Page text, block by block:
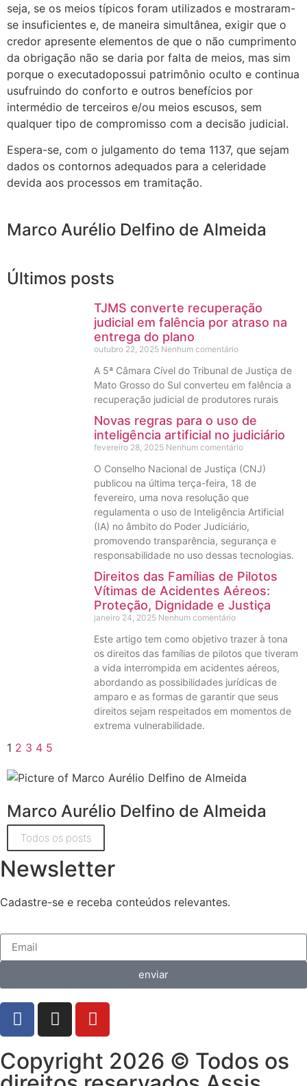
Marco Aurélio Delfino de Almeida
Todos os posts
seja, se os meios típicos foram utilizados e mostraram-
se insuficientes e, de maneira simultânea, exigir que o
credor apresente elementos de que o não cumprimento
da obrigação não se daria por falta de meios, mas sim
porque o executadopossui patrimônio oculto e continua
usufruindo do conforto e outros benefícios por
intermédio de terceiros e/ou meios escusos, sem
qualquer tipo de compromisso com a decisão judicial.
Espera-se, com o julgamento do tema 1137, que sejam
dados os contornos adequados para a celeridade
devida aos processos em tramitação.
Marco Aurélio Delfino de Almeida
Últimos posts
TJMS converte recuperação
judicial em falência por atraso na
entrega do plano
outubro 22, 2025 Nenhum comentário
A 5ª Câmara Cível do Tribunal de Justiça de
Mato Grosso do Sul converteu em falência a
recuperação judicial de produtores rurais
Novas regras para o uso de
inteligência artificial no judiciário
fevereiro 28, 2025 Nenhum comentário
O Conselho Nacional de Justiça (CNJ)
publicou na última terça-feira, 18 de
fevereiro, uma nova resolução que
regulamenta o uso de Inteligência Artificial
(IA) no âmbito do Poder Judiciário,
promovendo transparência, segurança e
responsabilidade no uso dessas tecnologias.
Direitos das Famílias de Pilotos
Vítimas de Acidentes Aéreos:
Proteção, Dignidade e Justiça
janeiro 24, 2025 Nenhum comentário
Este artigo tem como objetivo trazer à tona
os direitos das famílias de pilotos que tiveram
a vida interrompida em acidentes aéreos,
abordando as possibilidades jurídicas de
amparo e as formas de garantir que seus
direitos sejam respeitados em momentos de
extrema vulnerabilidade.
1 2 3 4 5
Newsletter
Cadastre-se e receba conteúdos relevantes.
enviar
Copyright 2026 © Todos os